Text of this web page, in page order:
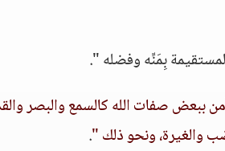
بِمَنِّه وفضله ".
ببعض صفات الله كالسمع والبصر
والغيرة، ونحو ذلك ".